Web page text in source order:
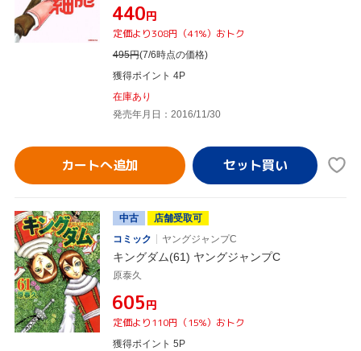
¥440円
定価より308円（41%）おトク
495円(7/6時点の価格)
獲得ポイント 4P
在庫あり
発売年月日：2016/11/30
カートへ追加
中古
店舗受取可
コミック
ヤングジャンプC
キングダム(61) ヤングジャンプC
原泰久
¥605円
定価より110円（15%）おトク
獲得ポイント 5P